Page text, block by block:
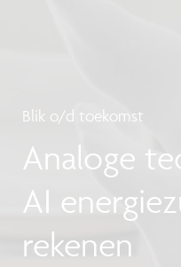
Blik o/d toekomst
Analoge
AI
rekenen